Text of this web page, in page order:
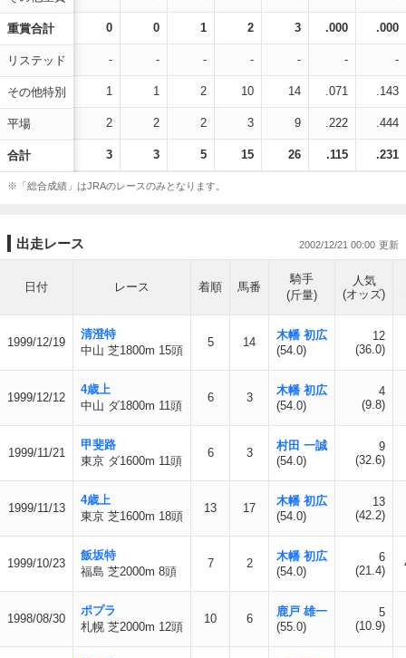
重賞合計
リステッド
その他特別
平場
合計
0 0 1 2 3 .000 .000
- - - - - - -
1 1 2 10 14 .071 .143
2 2 2 3 9 .222 .444
3 3 5 15 26 .115 .231
※「総合成績」はJRAのレースのみとなります。
出走レース 2002/12/21 00:00
日付 レース 着順 馬番
騎手
(斤量)
人気
(オッズ)
1999/12/19
清澄特
中山 芝1800m 15頭
5 14
木幡 初広
(54.0)
12
(36.0)
1999/12/12
4歳上
中山 ダ1800m 11頭
6 3
木幡 初広
(54.0)
4
(9.8)
1999/11/21
甲斐路
東京 ダ1600m 11頭
6 3
村田 一誠
(54.0)
9
(32.6)
1999/11/13
4歳上
東京 芝1600m 18頭
13 17
木幡 初広
(54.0)
13
(42.2)
1999/10/23
飯坂特
福島 芝2000m 8頭
7 2
木幡 初広
(54.0)
6
(21.4)
1998/08/30
ポプラ
札幌 芝2000m 12頭
10 6
鹿戸 雄一
(55.0)
5
(10.9)